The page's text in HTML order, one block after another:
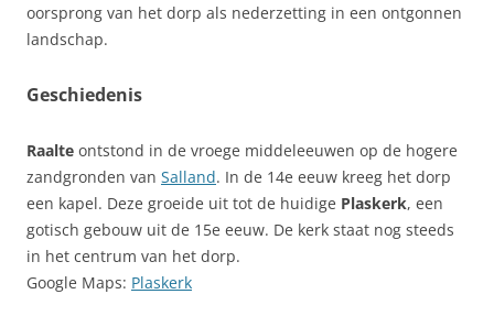
oorsprong van het dorp als nederzetting in een ontgonnen
landschap.
Geschiedenis
Raalte ontstond in de vroege middeleeuwen op de hogere
zandgronden van Salland. In de 14e eeuw kreeg het dorp
een kapel. Deze groeide uit tot de huidige Plaskerk, een
gotisch gebouw uit de 15e eeuw. De kerk staat nog steeds
in het centrum van het dorp.
Google Maps: Plaskerk